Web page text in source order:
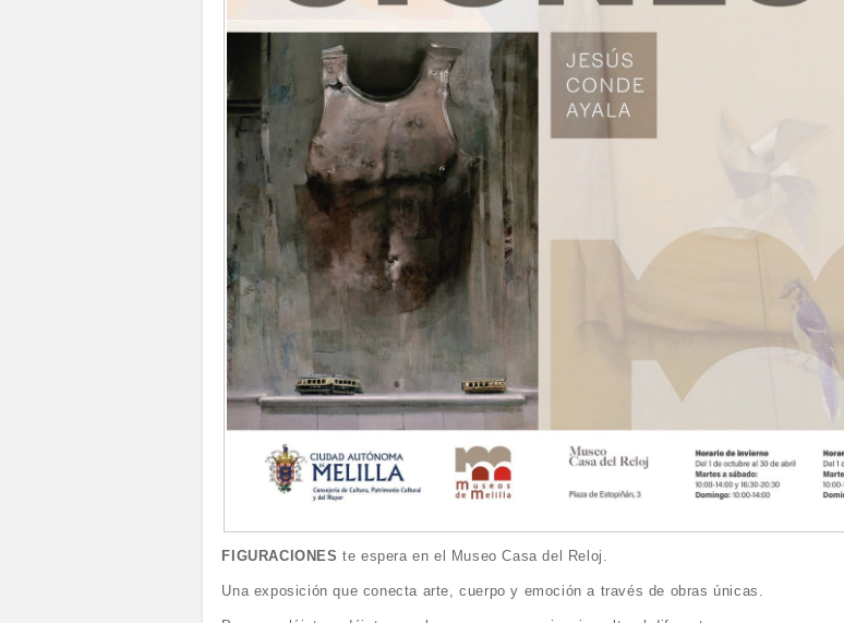
FIGURACIONES te espera en el Museo Casa del Reloj.
Una exposición que conecta arte, cuerpo y emoción a través de obras únicas.